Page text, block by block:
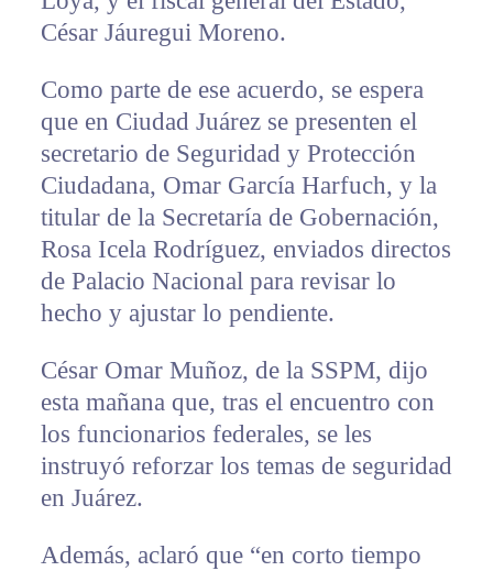
César Jáuregui Moreno.
Como parte de ese acuerdo, se espera
que en Ciudad Juárez se presenten el
secretario de Seguridad y Protección
Ciudadana, Omar García Harfuch, y la
titular de la Secretaría de Gobernación,
Rosa Icela Rodríguez, enviados directos
de Palacio Nacional para revisar lo
hecho y ajustar lo pendiente.
César Omar Muñoz, de la SSPM, dijo
esta mañana que, tras el encuentro con
los funcionarios federales, se les
instruyó reforzar los temas de seguridad
en Juárez.
Además, aclaró que “en corto tiempo